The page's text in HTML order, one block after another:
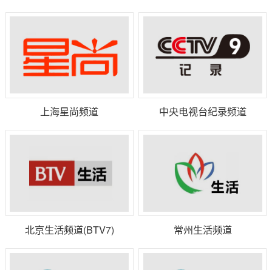
贵州
宁夏 山东
云南
新疆
广西
内蒙古
全网络
上海星尚频道 中央电视台纪录频道
北京生活频道(BTV7) 常州生活频道